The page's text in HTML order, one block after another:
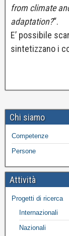
from climate
adaptation?“.
E’ possibile
sintetizzano i
Chi siamo
Competenze
Persone
Attività
Progetti di ricerca
Internazionali
Nazionali